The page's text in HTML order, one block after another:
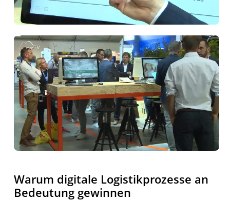
Warum digitale Logistikprozesse an
Bedeutung gewinnen